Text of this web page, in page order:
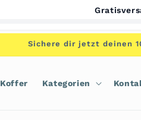
Sichere dir jetzt deinen
Koffer Kategorien